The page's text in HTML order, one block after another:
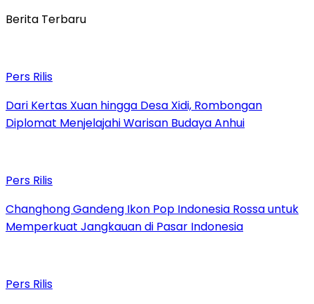
Berita Terbaru
Pers Rilis
Dari Kertas Xuan hingga Desa Xidi, Rombongan
Diplomat Menjelajahi Warisan Budaya Anhui
Pers Rilis
Changhong Gandeng Ikon Pop Indonesia Rossa untuk
Memperkuat Jangkauan di Pasar Indonesia
Pers Rilis